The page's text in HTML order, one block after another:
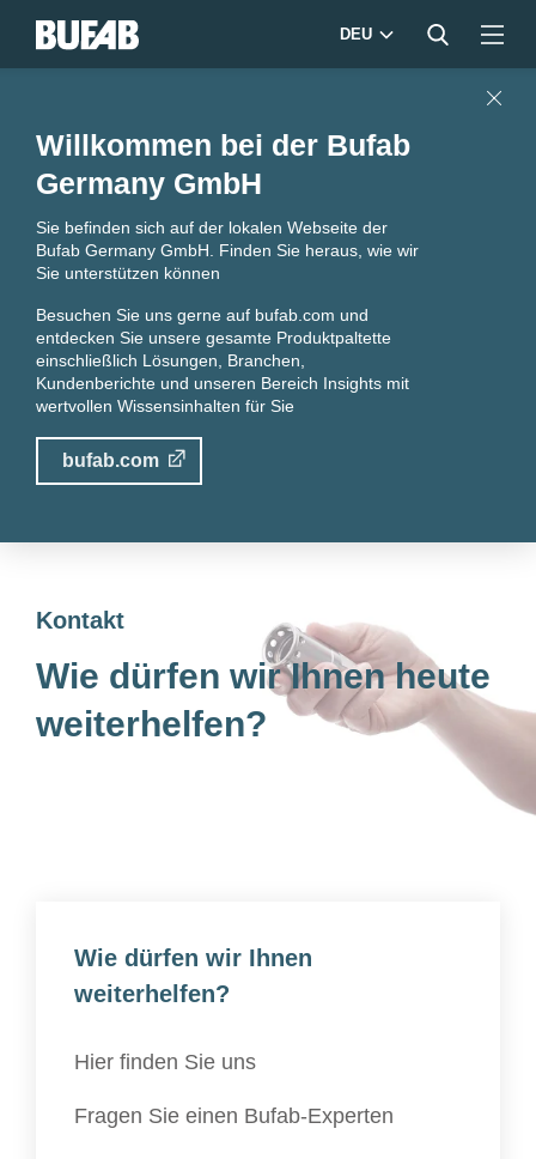
Willkommen bei der Bufab
Germany GmbH
Sie befinden sich auf der lokalen Webseite der
Bufab Germany GmbH. Finden Sie heraus, wie wir
Sie unterstützen können
Besuchen Sie uns gerne auf bufab.com und
entdecken Sie unsere gesamte Produktpaltette
einschließlich Lösungen, Branchen,
Kundenberichte und unseren Bereich Insights mit
wertvollen Wissensinhalten für Sie
bufab.com
Close
DEU
Kontakt
Wie dürfen wir Ihnen heute
weiterhelfen?
Wie dürfen wir Ihnen
weiterhelfen?
Hier finden Sie uns
Fragen Sie einen Bufab-Experten